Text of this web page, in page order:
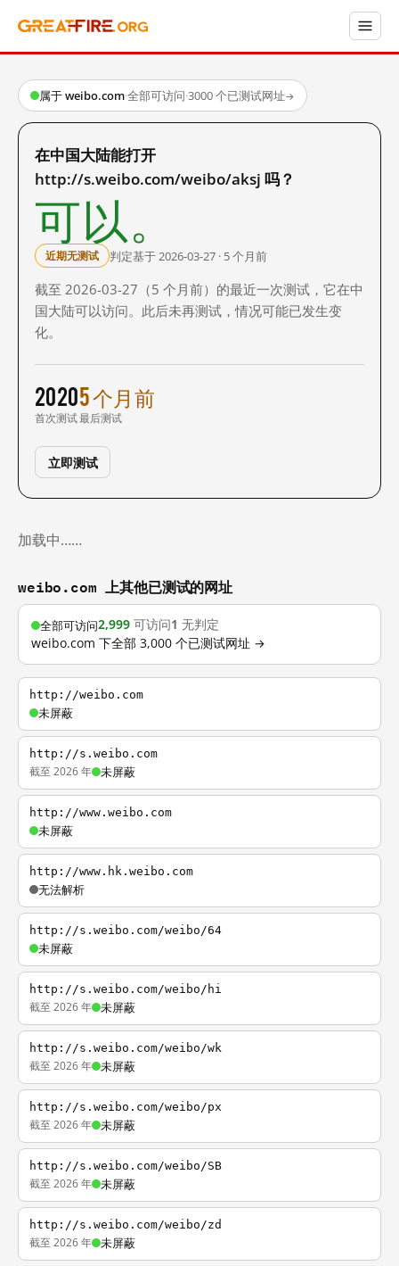
属于 weibo.com·全部可访问·3000 个已测试网址→
在中国大陆能打开
http://s.weibo.com/weibo/aksj 吗？
可以。
近期无测试 判定基于 2026-03-27 · 5 个月前
截至 2026-03-27（5 个月前）的最近一次测试，它在中
国大陆可以访问。此后未再测试，情况可能已发生变
化。
2020
首次测试
5 个月前
最后测试
立即测试
加载中……
weibo.com 上其他已测试的网址
全部可访问2,999 可访问1 无判定
weibo.com 下全部 3,000 个已测试网址 →
http://weibo.com
未屏蔽
http://s.weibo.com
截至 2026 年 未屏蔽
http://www.weibo.com
未屏蔽
http://www.hk.weibo.com
无法解析
http://s.weibo.com/weibo/64
未屏蔽
http://s.weibo.com/weibo/hi
截至 2026 年 未屏蔽
http://s.weibo.com/weibo/wk
截至 2026 年 未屏蔽
http://s.weibo.com/weibo/px
截至 2026 年 未屏蔽
http://s.weibo.com/weibo/SB
截至 2026 年 未屏蔽
http://s.weibo.com/weibo/zd
截至 2026 年 未屏蔽